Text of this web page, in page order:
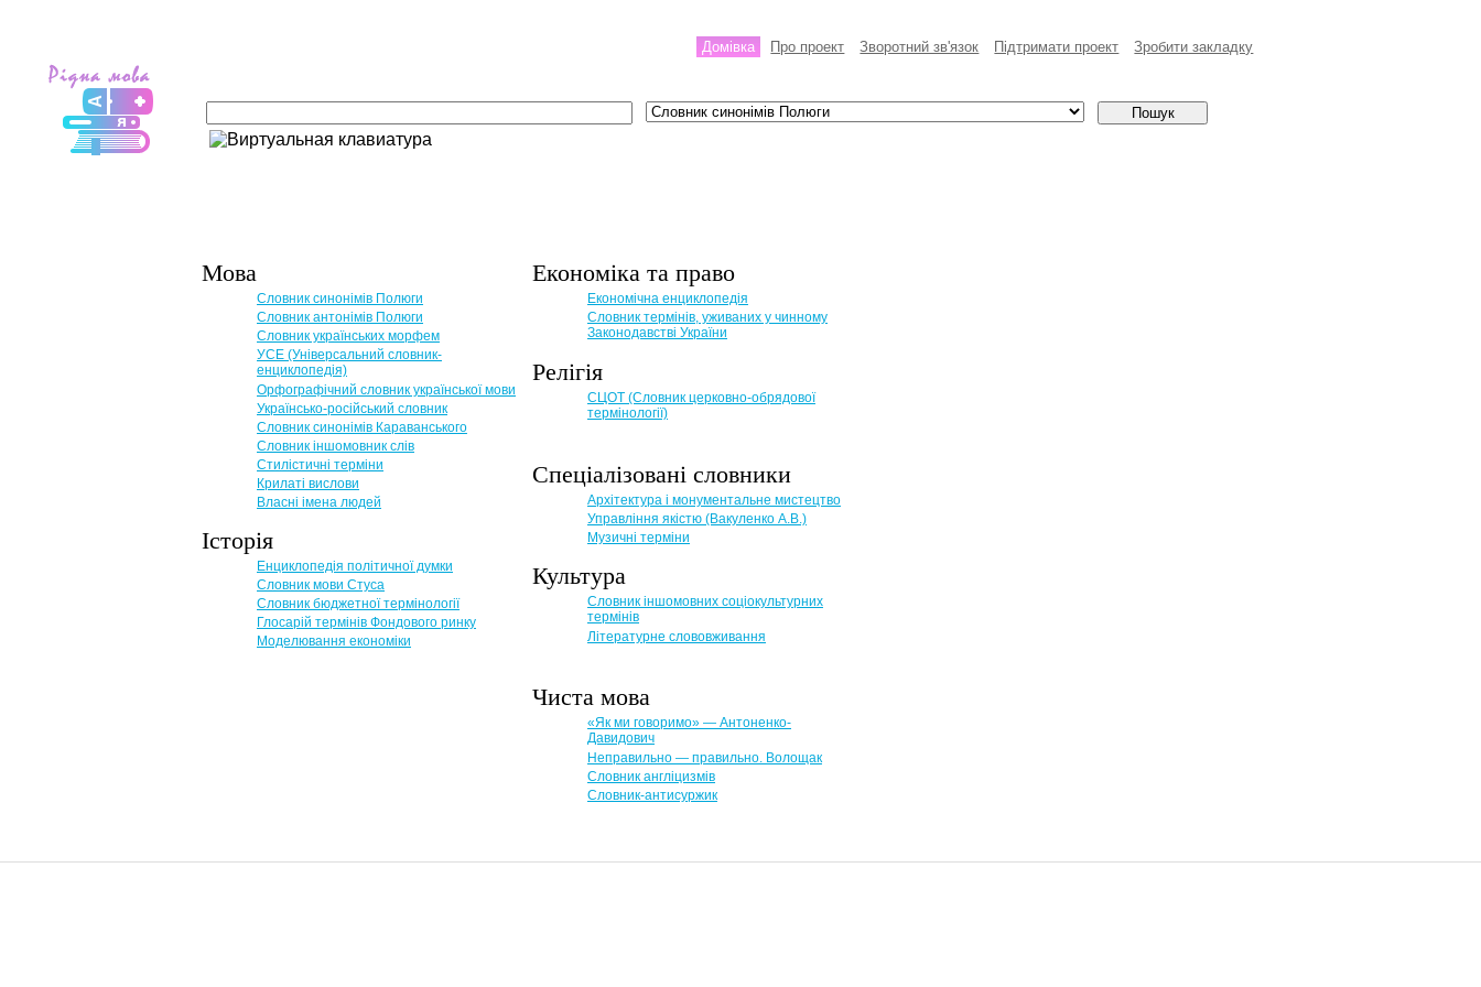
Домівка Про проект Зворотний зв'язок Пiдтримати проект Зробити закладку
Мова
Словник синонімів Полюги
Словник антонімів Полюги
Словник українських морфем
УСЕ (Універсальний словник-
енциклопедія)
Орфографічний словник української мови
Українсько-російський словник
Словник синонімів Караванського
Словник іншомовник слів
Стилістичні терміни
Крилаті вислови
Власні імена людей
Історія
Енциклопедія політичної думки
Словник мови Стуса
Словник бюджетної термінології
Глосарій термінів Фондового ринку
Моделювання економіки
Економіка та право
Eкономічна енциклопедія
Словник термінів, уживаних у чинному
Законодавстві України
Релігія
СЦОТ (Словник церковно-обрядової
термінології)
Спеціалізовані словники
Архітектура і монументальне мистецтво
Управління якістю (Вакуленко А.В.)
Музичні терміни
Культура
Словник іншомовних соціокультурних
термінів
Літературне слововживання
Чиста мова
«Як ми говоримо» — Антоненко-
Давидович
Неправильно — правильно. Волощак
Словник англіцизмів
Словник-антисуржик